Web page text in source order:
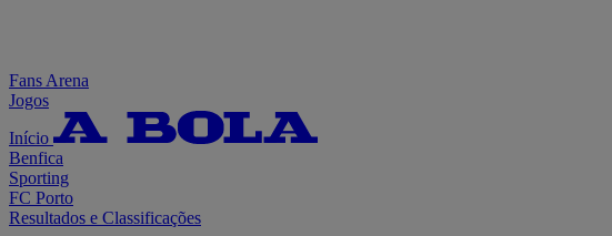
Fans Arena
Jogos
Início
Benfica
Sporting
FC Porto
Resultados e Classificações